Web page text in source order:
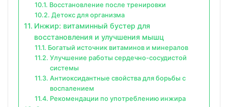
Восстановление после тренировки
Детокс для организма
Инжир: витаминный бустер для
восстановления и улучшения мышц
Богатый источник витаминов и минералов
Улучшение работы сердечно-сосудистой
системы
Антиоксидантные свойства для борьбы с
воспалением
Рекомендации по употреблению инжира